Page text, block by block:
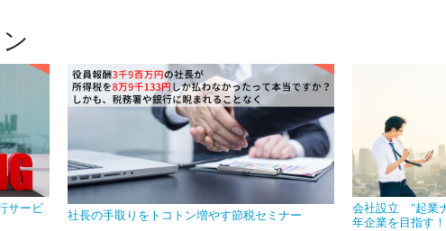
サービ
社長の手取りをトコトン増やす節税セミナー
会社設立 “起業
年企業を目指す！